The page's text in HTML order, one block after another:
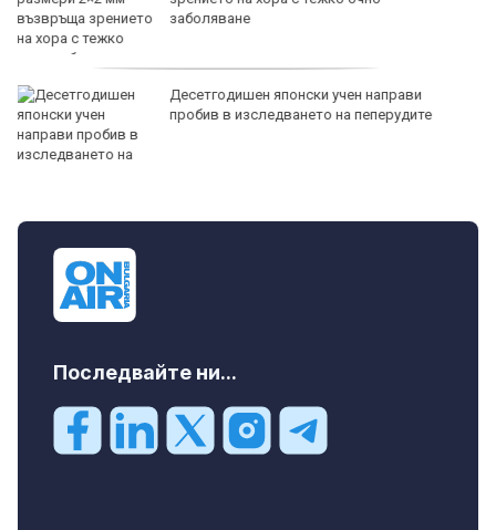
Времето във Варна на 7 август 2026
Последвайте ни...